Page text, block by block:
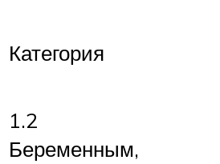
Категория
1.2
Беременным,